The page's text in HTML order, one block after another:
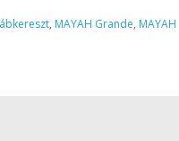
, MAYAH Grande, MAYAH